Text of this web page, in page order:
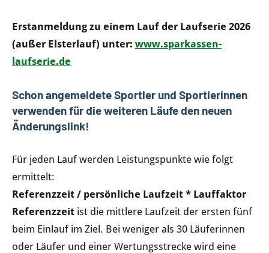
Erstanmeldung zu einem Lauf der Laufserie 2026
(außer Elsterlauf) unter: www.sparkassen-
laufserie.de
Schon angemeldete Sportler und Sportlerinnen
verwenden für die weiteren Läufe den neuen
Änderungslink!
Für jeden Lauf werden Leistungspunkte wie folgt
ermittelt:
Referenzzeit / persönliche Laufzeit * Lauffaktor
Referenzzeit ist die mittlere Laufzeit der ersten fünf
beim Einlauf im Ziel. Bei weniger als 30 Läuferinnen
oder Läufer und einer Wertungsstrecke wird eine